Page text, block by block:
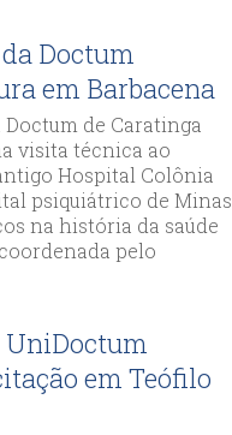
Doctum
em Barbacena
de Caratinga
visita técnica ao
Hospital Colônia
psiquiátrico de Minas
na história da saúde
pelo
UniDoctum
em Teófilo